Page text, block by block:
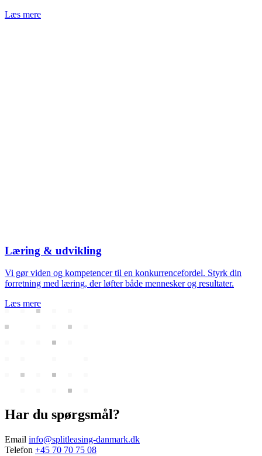
Læs mere
Læring & udvikling
Vi gør viden og kompetencer til en konkurrencefordel. Styrk din
forretning med læring, der løfter både mennesker og resultater.
Læs mere
Har du spørgsmål?
Email info@splitleasing-danmark.dk
Telefon +45 70 70 75 08